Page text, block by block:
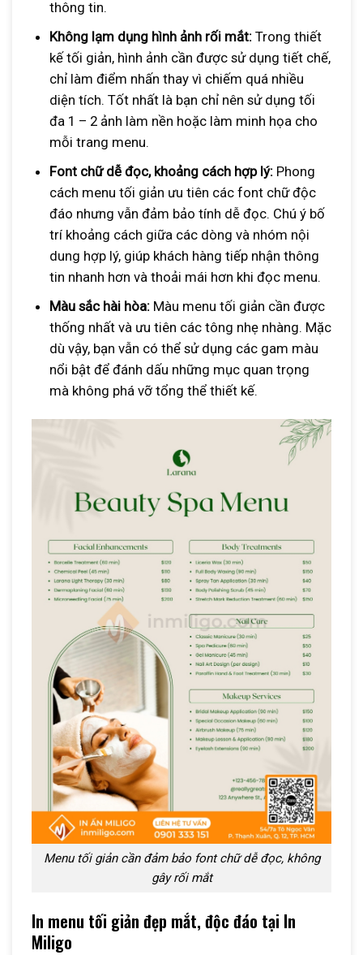
thông tin.
Không lạm dụng hình ảnh rối mắt:Trong thiết
kế tối giản, hình ảnh cần được sử dụng tiết chế,
chỉ làm điểm nhấn thay vì chiếm quá nhiều
diện tích. Tốt nhất là bạn chỉ nên sử dụng tối
đa 1 – 2 ảnh làm nền hoặc làm minh họa cho
mỗi trang menu.
Font chữ dễ đọc, khoảng cách hợp lý:Phong
cách menu tối giản ưu tiên các font chữ độc
đáo nhưng vẫn đảm bảo tính dễ đọc. Chú ý bố
trí khoảng cách giữa các dòng và nhóm nội
dung hợp lý, giúp khách hàng tiếp nhận thông
tin nhanh hơn và thoải mái hơn khi đọc menu.
Màu sắc hài hòa:Màu menu tối giản cần được
thống nhất và ưu tiên các tông nhẹ nhàng. Mặc
dù vậy, bạn vẫn có thể sử dụng các gam màu
nổi bật để đánh dấu những mục quan trọng
mà không phá vỡ tổng thể thiết kế.
Menu tối giản cần đảm bảo font chữ dễ đọc, không
gây rối mắt
In menu tối giản đẹp mắt, độc đáo tại In
Miligo